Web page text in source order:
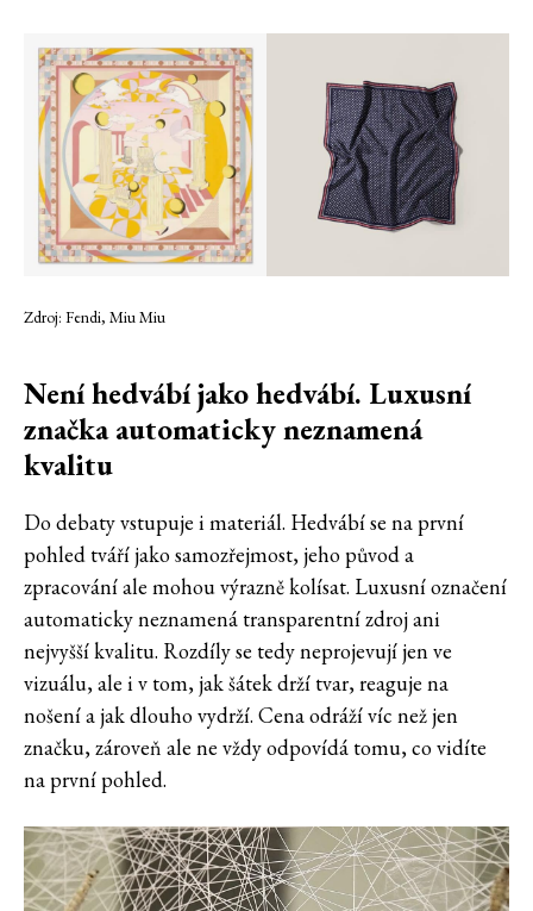
Zdroj: Fendi, Miu Miu
Není hedvábí jako hedvábí. Luxusní
značka automaticky neznamená
kvalitu
Do debaty vstupuje i materiál. Hedvábí se na první
pohled tváří jako samozřejmost, jeho původ a
zpracování ale mohou výrazně kolísat. Luxusní označení
automaticky neznamená transparentní zdroj ani
nejvyšší kvalitu. Rozdíly se tedy neprojevují jen ve
vizuálu, ale i v tom, jak šátek drží tvar, reaguje na
nošení a jak dlouho vydrží. Cena odráží víc než jen
značku, zároveň ale ne vždy odpovídá tomu, co vidíte
na první pohled.